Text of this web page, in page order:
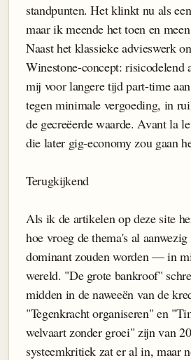
standpunten. Het klinkt nu als
maar ik meende het toen en
Naast het klassieke advieswerk
Winestone-concept: risicodelend
mij voor langere tijd part-time
tegen minimale vergoeding, in
de gecreëerde waarde. Avant la
die later gig-economy zou gaan
Terugkijkend
Als ik de artikelen op deze site
hoe vroeg de thema's al
dominant zouden worden — in
wereld. "De grote bankroof"
midden in de naweeën van de
"Tegenkracht organiseren" en
welvaart zonder groei" zijn van
systeemkritiek zat er al in, maar